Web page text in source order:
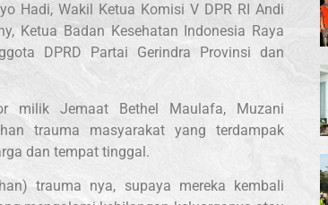
Hadi, Wakil Ketua Komisi V DPR RI Andi
Ketua Badan Kesehatan Indonesia Raya
DPRD Partai Gerindra Provinsi dan
milik Jemaat Bethel Maulafa, Muzani
trauma masyarakat yang terdampak
dan tempat tinggal.
trauma nya, supaya mereka kembali